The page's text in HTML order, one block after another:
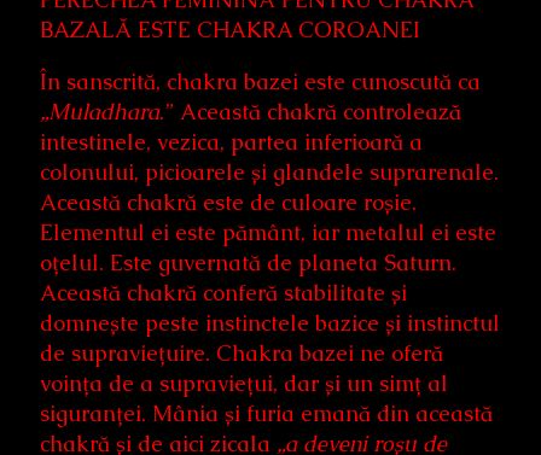
BAZALĂ ESTE CHAKRA COROANEI
În sanscrită, chakra bazei este cunoscută ca
„Muladhara.” Această chakră controlează
intestinele, vezica, partea inferioară a
colonului, picioarele și glandele suprarenale.
Această chakră este de culoare roșie.
Elementul ei este pământ, iar metalul ei este
oțelul. Este guvernată de planeta Saturn.
Această chakră conferă stabilitate și
domnește peste instinctele bazice și instinctul
de supraviețuire. Chakra bazei ne oferă
voința de a supraviețui, dar și un simț al
siguranței. Mânia și furia emană din această
chakră și de aici zicala „a deveni roșu de